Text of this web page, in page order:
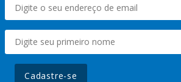
Cadastre-se